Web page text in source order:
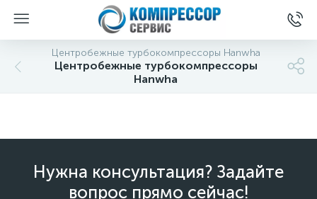
Центробежные турбокомпрессоры Hanwha
Центробежные турбокомпрессоры
Hanwha
Нужна консультация? Задайте
вопрос прямо сейчас!